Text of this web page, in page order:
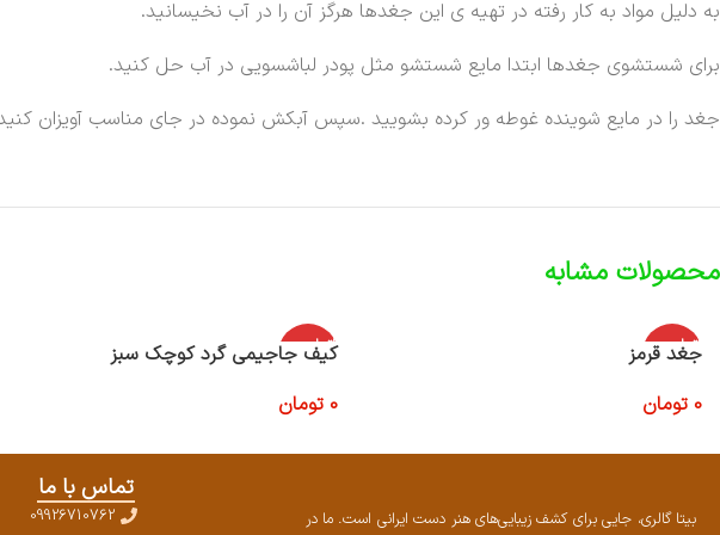
به دلیل مواد به کار رفته در تهیه ی این جغدها هرگز آن را در آب نخیسانید.
برای شستشوی جغدها ابتدا مایع شستشو مثل پودر لباشسویی در آب حل کنید.
جغد را در مایع شوینده غوطه ور کرده بشویید .سپس آبکش نموده در جای مناسب آویزان
محصولات مشابه
اتمام موج
ودی
جغد قرمز
0 تومان
اتمام موج
ودی
کیف جاجیمی گرد کوچک سبز
0 تومان
بیتا گالری، جایی برای کشف زیبایی‌های هنر دست ایرانی است. ما در
تماس با ما
09926710762